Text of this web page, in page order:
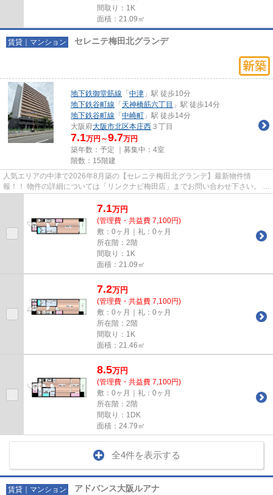
間取り：1K
面積：21.09㎡
賃貸｜マンション セレニテ梅田北グランデ
地下鉄御堂筋線 「 中津 」駅 徒歩10分
地下鉄谷町線 「 天神橋筋六丁目 」駅 徒歩14分
地下鉄谷町線 「 中崎町 」駅 徒歩14分
大阪府大阪市北区本庄西 ３丁目
7.1万円～9.7万円
築年数：予定 ｜募集中： 4室
階数：15階建
人気エリアの中津で2026年8月築の【セレニテ梅田北グランデ】最新物件情
報！！ 物件の詳細については「リンクナビ梅田店」までお問い合わせ下さい。 ド
7.1万円
(管理費・共益費 7,100円)
敷：0ヶ月｜礼：0ヶ月
所在階：2階
間取り：1K
面積：21.09㎡
7.2万円
(管理費・共益費 7,100円)
敷：0ヶ月｜礼：0ヶ月
所在階：2階
間取り：1K
面積：21.46㎡
8.5万円
(管理費・共益費 7,100円)
敷：0ヶ月｜礼：0ヶ月
所在階：2階
間取り：1DK
面積：24.79㎡
全4件を表示する
賃貸｜マンション アドバンス大阪ルアナ